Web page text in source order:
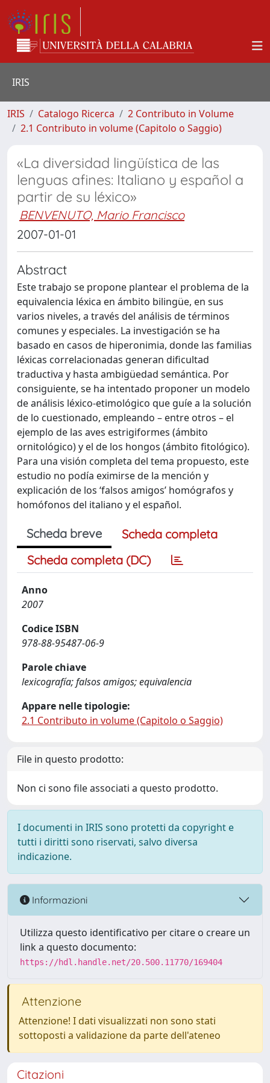
IRIS
IRIS Catalogo Ricerca
2 Contributo in Volume
2.1 Contributo in volume (Capitolo o Saggio)
«La diversidad lingüística de las
lenguas afines: Italiano y español a
partir de su léxico»
BENVENUTO, Mario Francisco
2007-01-01
Abstract
Este trabajo se propone plantear el problema de la
equivalencia léxica en ámbito bilingüe, en sus
varios niveles, a través del análisis de términos
comunes y especiales. La investigación se ha
basado en casos de hiperonimia, donde las familias
léxicas correlacionadas generan dificultad
traductiva y hasta ambigüedad semántica. Por
consiguiente, se ha intentado proponer un modelo
de análisis léxico-etimológico que guíe a la solución
de lo cuestionado, empleando – entre otros – el
ejemplo de las aves estrigiformes (ámbito
ornitológico) y el de los hongos (ámbito fitológico).
Para una visión completa del tema propuesto, este
estudio no podía eximirse de la mención y
explicación de los ‘falsos amigos’ homógrafos y
homófonos del italiano y el español.
Scheda breve
Scheda completa
Scheda completa (DC)
Anno
2007
Codice ISBN
978-88-95487-06-9
Parole chiave
lexicografía; falsos amigos; equivalencia
Appare nelle tipologie:
2.1 Contributo in volume (Capitolo o Saggio)
File in questo prodotto:
Non ci sono file associati a questo prodotto.
I documenti in IRIS sono protetti da copyright e
tutti i diritti sono riservati, salvo diversa
indicazione.
Informazioni
Utilizza questo identificativo per citare o creare un
link a questo documento:
https://hdl.handle.net/20.500.11770/169404
Attenzione
Attenzione! I dati visualizzati non sono stati
sottoposti a validazione da parte dell'ateneo
Citazioni